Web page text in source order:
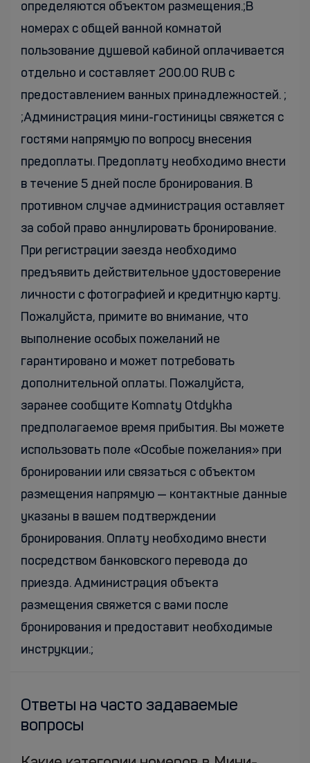
определяются объектом размещения.;В
номерах с общей ванной комнатой
пользование душевой кабиной оплачивается
отдельно и составляет 200.00 RUB с
предоставлением ванных принадлежностей. ;
;Администрация мини-гостиницы свяжется с
гостями напрямую по вопросу внесения
предоплаты. Предоплату необходимо внести
в течение 5 дней после бронирования. В
противном случае администрация оставляет
за собой право аннулировать бронирование.
При регистрации заезда необходимо
предъявить действительное удостоверение
личности с фотографией и кредитную карту.
Пожалуйста, примите во внимание, что
выполнение особых пожеланий не
гарантировано и может потребовать
дополнительной оплаты. Пожалуйста,
заранее сообщите Komnaty Otdykha
предполагаемое время прибытия. Вы можете
использовать поле «Особые пожелания» при
бронировании или связаться с объектом
размещения напрямую — контактные данные
указаны в вашем подтверждении
бронирования. Оплату необходимо внести
посредством банковского перевода до
приезда. Администрация объекта
размещения свяжется с вами после
бронирования и предоставит необходимые
инструкции.;
Ответы на часто задаваемые
вопросы